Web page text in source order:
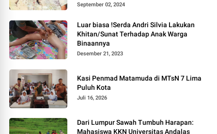
September 02, 2024
Luar biasa !Serda Andri Silvia Lakukan
Khitan/Sunat Terhadap Anak Warga
Binaannya
Desember 21, 2023
Kasi Penmad Matamuda di MTsN 7 Lima
Puluh Kota
Juli 16, 2026
Dari Lumpur Sawah Tumbuh Harapan:
Mahasiswa KKN Universitas Andalas